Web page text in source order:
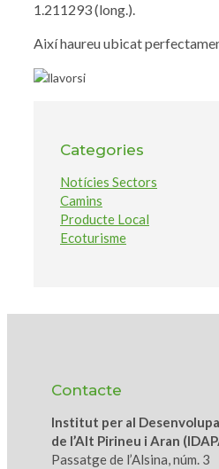
1.211293 (long.).
Així haureu ubicat
Categories
Notícies Sectors
Camins
Producte Local
Ecoturisme
Contacte
Institut per al
de l’Alt Pirineu i Aran
Passatge de l’Alsina, núm. 3